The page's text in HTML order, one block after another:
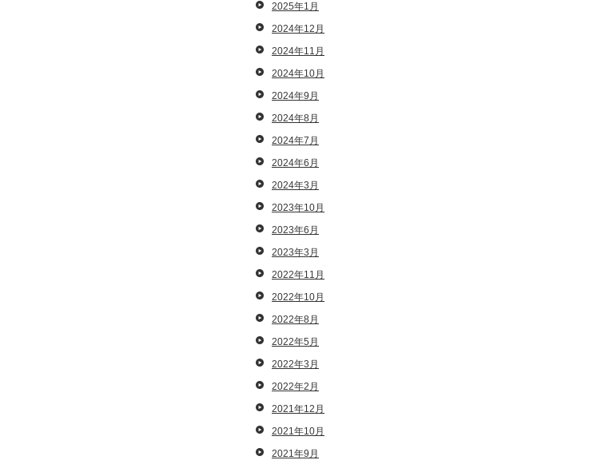
2025年1月
2024年12月
2024年11月
2024年10月
2024年9月
2024年8月
2024年7月
2024年6月
2024年3月
2023年10月
2023年6月
2023年3月
2022年11月
2022年10月
2022年8月
2022年5月
2022年3月
2022年2月
2021年12月
2021年10月
2021年9月